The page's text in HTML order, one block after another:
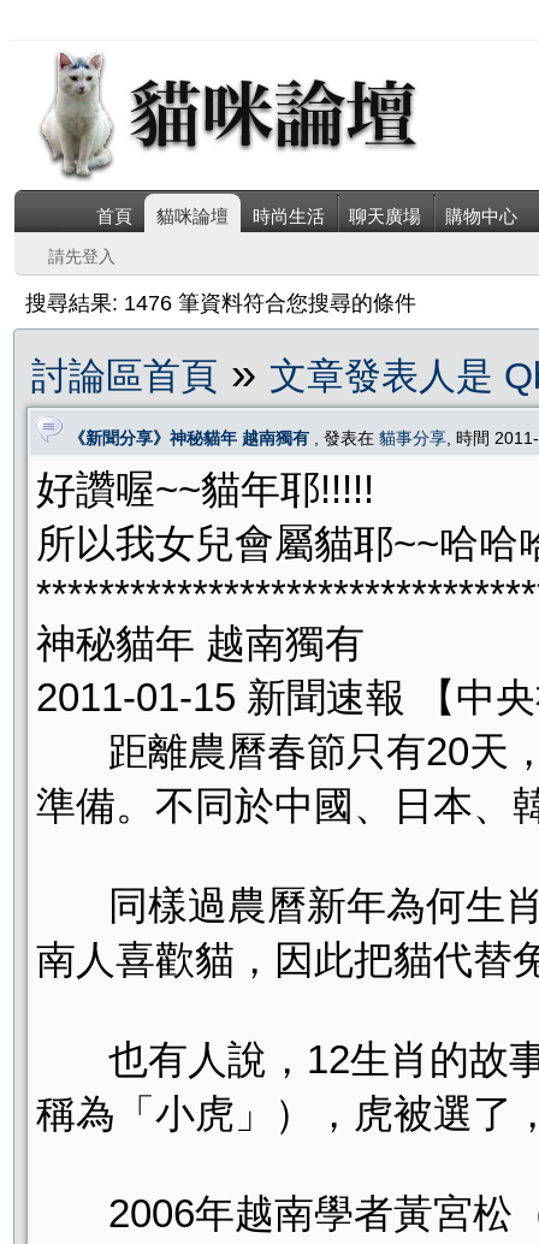
首頁 貓咪論壇 時尚生活 聊天廣場 購物中心
請先登入
搜尋結果: 1476 筆資料符合您搜尋的條件
討論區首頁 » 文章發表人是
《新聞分享》神秘貓年 越南獨有 , 發表在 貓事分享 , 時間
好讚喔~~貓年耶!!!!!
所以我女兒會屬貓耶~~哈哈
神秘貓年 越南獨有
2011-01-15 新聞速報 【中
距離農曆春節只有20天，
準備。不同於中國、日本、
同樣過農曆新年為何生肖
南人喜歡貓，因此把貓代替
也有人說，12生肖的故事
稱為「小虎」），虎被選了
2006年越南學者黃宮松（